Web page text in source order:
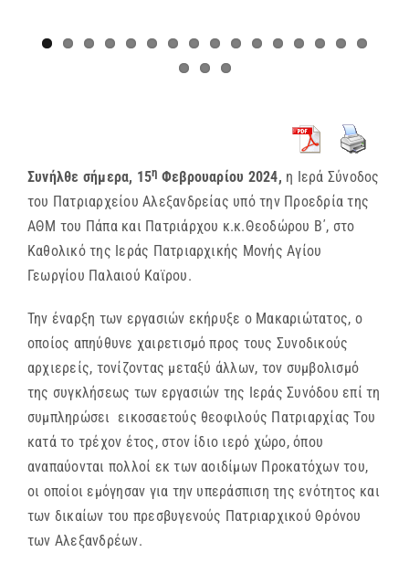
Συνήλθε σήμερα, 15η Φεβρουαρίου 2024, η Ιερά Σύνοδος
του Πατριαρχείου Αλεξανδρείας υπό την Προεδρία της
ΑΘΜ του Πάπα και Πατριάρχου κ.κ.Θεοδώρου Β΄, στο
Καθολικό της Ιεράς Πατριαρχικής Μονής Αγίου
Γεωργίου Παλαιού Καϊρου.
Την έναρξη των εργασιών εκήρυξε ο Μακαριώτατος, ο
οποίος απηύθυνε χαιρετισμό προς τους Συνοδικούς
αρχιερείς, τονίζοντας μεταξύ άλλων, τον συμβολισμό
της συγκλήσεως των εργασιών της Ιεράς Συνόδου επί τη
συμπληρώσει εικοσαετούς θεοφιλούς Πατριαρχίας Του
κατά το τρέχον έτος, στον ίδιο ιερό χώρο, όπου
αναπαύονται πολλοί εκ των αοιδίμων Προκατόχων του,
οι οποίοι εμόγησαν για την υπεράσπιση της ενότητος και
των δικαίων του πρεσβυγενούς Πατριαρχικού Θρόνου
των Αλεξανδρέων.